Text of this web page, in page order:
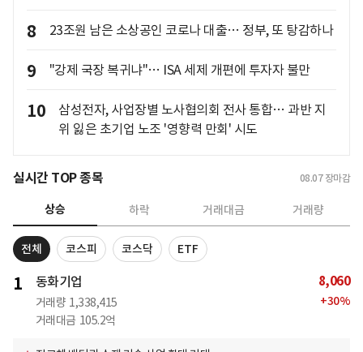
8 23조원 남은 소상공인 코로나 대출… 정부, 또 탕감하나
9 "강제 국장 복귀냐"… ISA 세제 개편에 투자자 불만
10
삼성전자, 사업장별 노사협의회 전사 통합… 과반 지
위 잃은 초기업 노조 '영향력 만회' 시도
실시간 TOP 종목 08.07 장마감
상승 하락 거래대금 거래량
전체 코스피 코스닥 ETF
1 동화기업
거래량 1,338,415
거래대금 105.2억
8,060
+30%